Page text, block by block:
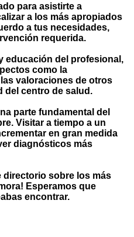
para asistirte a
a los más apropiados
a tus necesidades,
requerida.
educación del profesional,
como la
valoraciones de otros
del centro de salud.
parte fundamental del
Visitar a tiempo a un
en gran medida
diagnósticos más
directorio sobre los más
Esperamos que
encontrar.